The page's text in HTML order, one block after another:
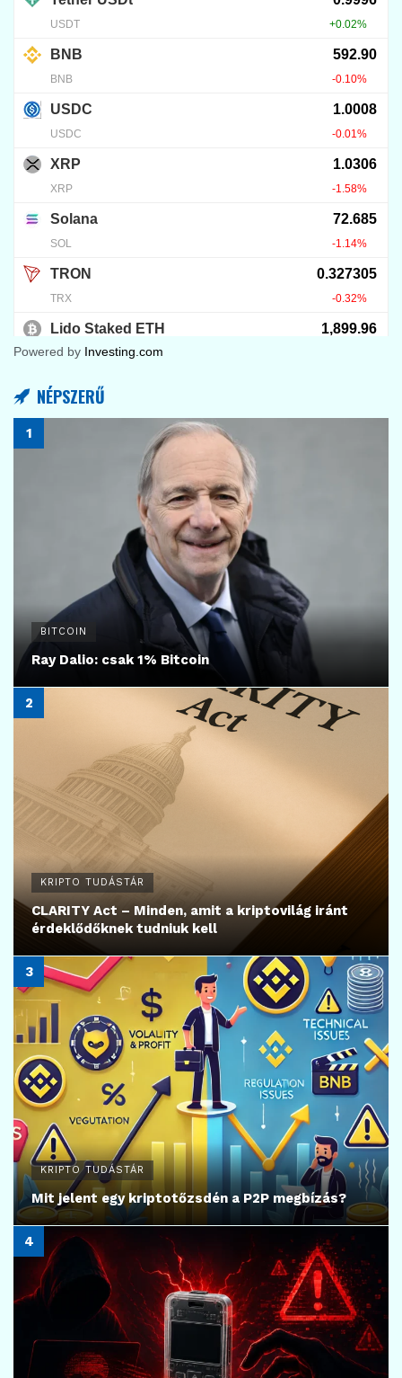
Powered by Investing.com
NÉPSZERŰ
BITCOIN
Ray Dalio: csak 1% Bitcoin
KRIPTO TUDÁSTÁR
CLARITY Act – Minden, amit a kriptovilág iránt
érdeklődőknek tudniuk kell
KRIPTO TUDÁSTÁR
Mit jelent egy kriptotőzsdén a P2P megbízás?